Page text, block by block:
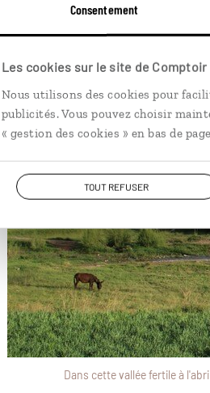
Consentement
Les cookies sur le site de Comptoir
Nous utilisons des cookies pour
publicités. Vous pouvez choisir
« gestion des cookies » en bas de
TOUT REFUSER
Dans cette vallée fertile à